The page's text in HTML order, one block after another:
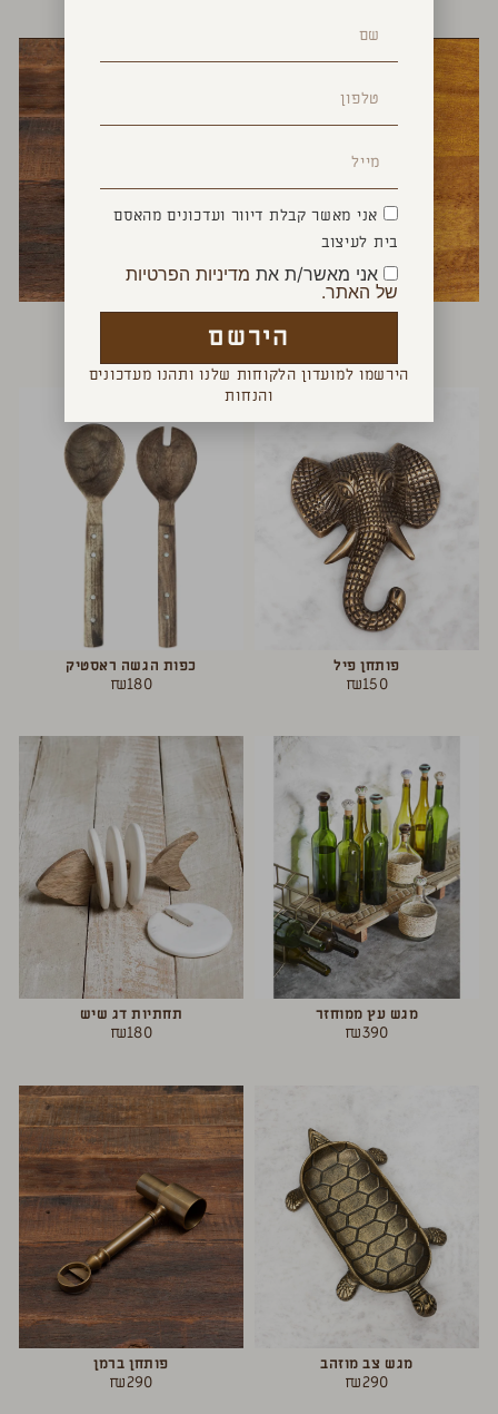
פותחן סוסון ים פותחן צב
פותחן פיל
₪150
כפות הגשה ראסטיק
₪180
מגש עץ ממוחזר
₪390
תחתיות דג שיש
₪180
מגש צב מוזהב
₪290
פותחן ברמן
₪290
אני מאשר קבלת דיוור ועדכונים מהאסם
בית לעיצוב
אני מאשר/ת את מדיניות הפרטיות
של האתר.
הירשם
הירשמו למועדון הלקוחות שלנו ותהנו מעדכונים
והנחות